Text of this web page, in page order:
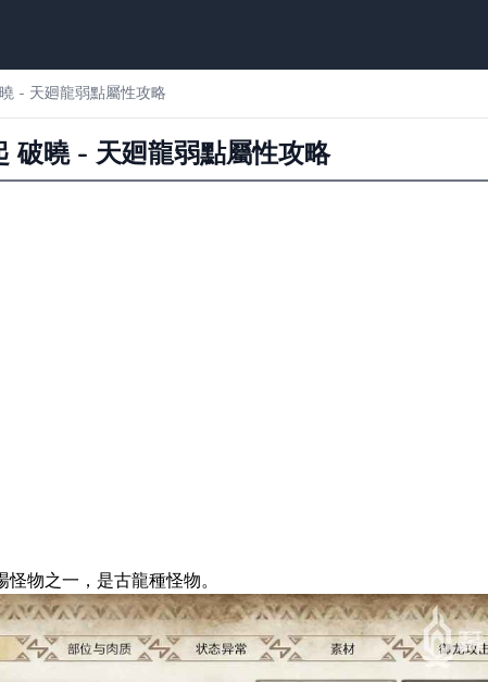
- 天廻龍弱點屬性攻略
破曉 - 天廻龍弱點屬性攻略
物之一，是古龍種怪物。